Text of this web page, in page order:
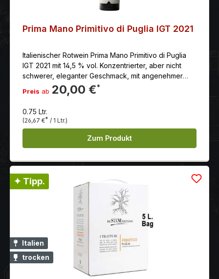
Prima Mano Primitivo di Puglia IGT 2021
Italienischer Rotwein Prima Mano Primitivo di Puglia
IGT 2021 mit 14,5 % vol. Konzentrierter, aber nicht
schwerer, eleganter Geschmack, mit angenehmer
Weichheit und einem mehr als anhaltenden Abgang.
Preis ab 20,00 €*
0.75 Ltr.
(26,67 €* / 1 Ltr.)
Zum Produkt
✦ Tipp.
Italien
trocken